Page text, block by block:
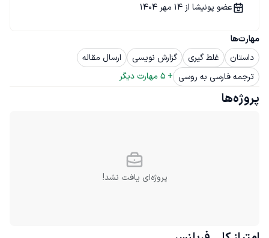
مهارت‌ها
داستان
غلط گیری گزارش نویسی
ارسال مقاله
ترجمه فارسی به روسی +
5 مهارت دیگر
عضو پونیشا از 14 مهر 1404
پروژه‌ها
پروژه‌ای یافت نشد!